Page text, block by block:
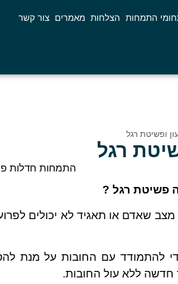
התמחות הצלחות מאמרים צור קשר
ופשיטת רגל
רגל
פשיטת רגל ?
שאדם או תאגיד לא יכולים
להתמודד עם החובות על מנת
ללא עול החובות.